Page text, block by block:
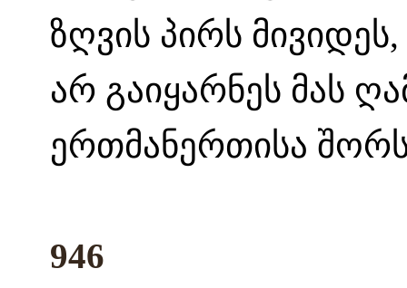
ზღვის პირს
არ გაიყარნეს მას
ერთმანერთისა
946